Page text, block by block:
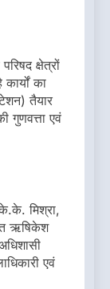
क्षेत्रों
का
तैयार
गुणवत्ता एवं
मिश्रा,
ऋषिकेश
एवं